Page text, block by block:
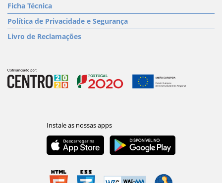
Ficha Técnica
Política de Privacidade e Segurança
Livro de Reclamações